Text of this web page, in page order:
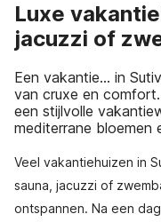
Luxe
jacuzzi of
Een vakantie… in
van cruxe en
een stijlvolle
mediterrane bloemen
Veel vakantiehuizen in
sauna, jacuzzi of
ontspannen. Na een